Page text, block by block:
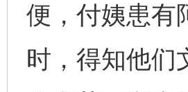
便，付姨患有
时，得知他们